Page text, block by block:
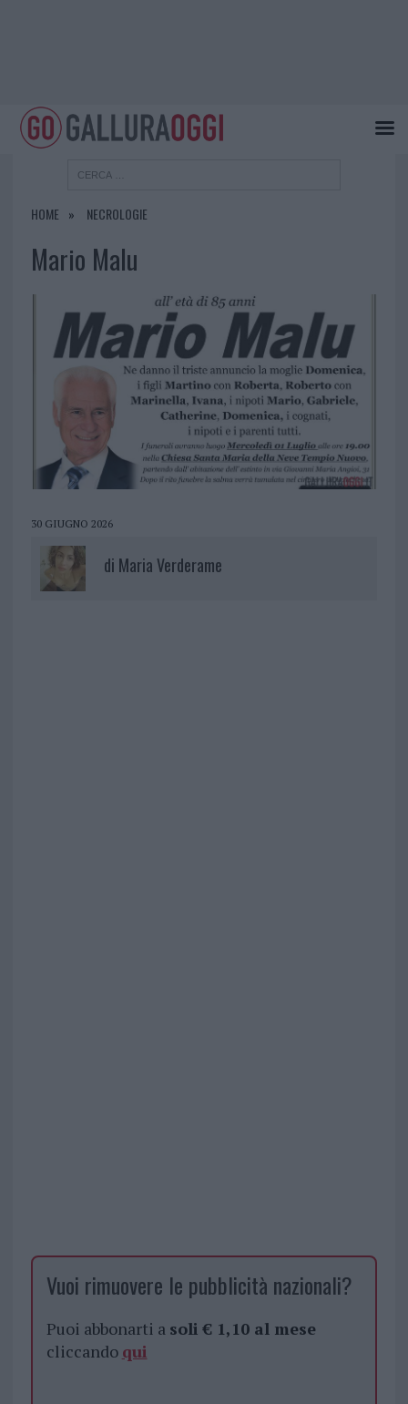
HOME NECROLOGIE
Mario Malu
30 GIUGNO 2026
di Maria Verderame
Vuoi rimuovere le pubblicità nazionali?
Puoi abbonarti a soli € 1,10 al mese
cliccando qui